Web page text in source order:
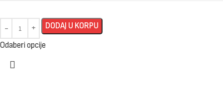
DODAJ U KORPU
Odaberi opcije